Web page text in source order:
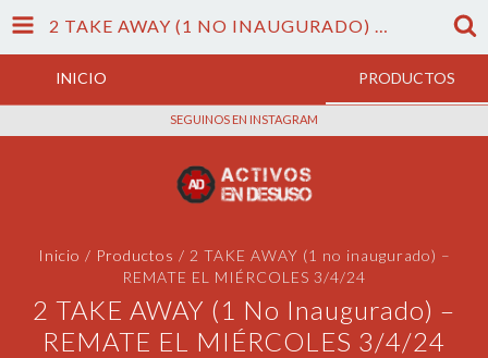
2 TAKE AWAY (1 NO INAUGURADO) – REMATE EL MIÉRCOLES 3/4/24
INICIO PRODUCTOS
SEGUINOS EN INSTAGRAM
Inicio / Productos / 2 TAKE AWAY (1 no inaugurado) –
REMATE EL MIÉRCOLES 3/4/24
2 TAKE AWAY (1 No Inaugurado) –
REMATE EL MIÉRCOLES 3/4/24